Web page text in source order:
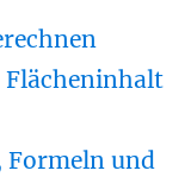
Flächeninhalt
Formeln und